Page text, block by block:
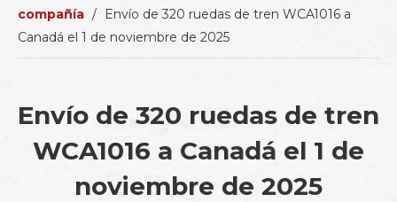
compañía /
Envío de 320 ruedas de tren WCA1016 a
Canadá el 1 de noviembre de 2025
Envío de 320 ruedas de tren
WCA1016 a Canadá el 1 de
noviembre de 2025